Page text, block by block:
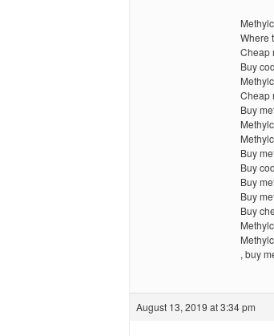
Where
Cheap
Buy
Cheap
Buy
Buy
Buy
Buy
Buy
Buy
, buy
August 13, 2019 at 3:34 pm